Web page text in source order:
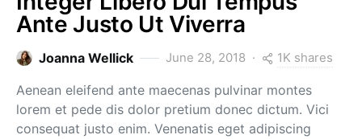
Ante Justo Ut Viverra
Joanna Wellick June 28, 2018 1K shares
Aenean eleifend ante maecenas pulvinar montes
lorem et pede dis dolor pretium donec dictum. Vici
consequat justo enim. Venenatis eget adipiscing